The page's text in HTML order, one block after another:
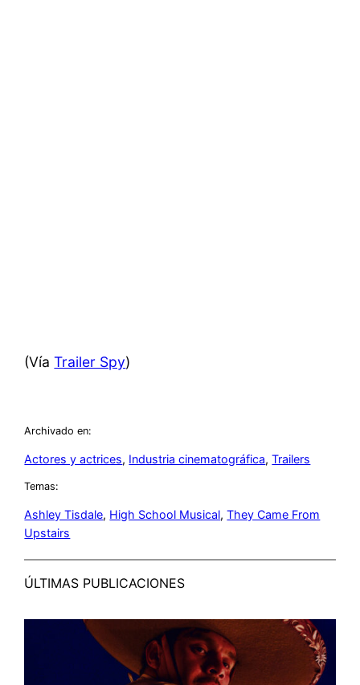
(VíaTrailer Spy)
Archivado en:
Actores y actrices, Industria cinematográfica, Trailers
Temas:
Ashley Tisdale, High School Musical, They Came From
Upstairs
ÚLTIMAS PUBLICACIONES